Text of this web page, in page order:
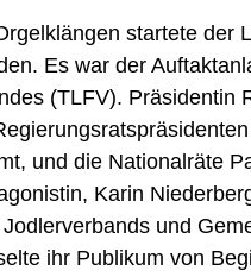
startete der
Es war der
(TLFV). Präsidentin
und die Nationalräte
Karin
und
ihr Publikum von